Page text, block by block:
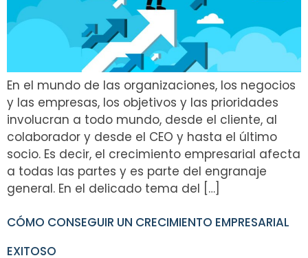
En el mundo de las organizaciones, los negocios
y las empresas, los objetivos y las prioridades
involucran a todo mundo, desde el cliente, al
colaborador y desde el CEO y hasta el último
socio. Es decir, el crecimiento empresarial afecta
a todas las partes y es parte del engranaje
general. En el delicado tema del […]
CÓMO CONSEGUIR UN CRECIMIENTO EMPRESARIAL
EXITOSO